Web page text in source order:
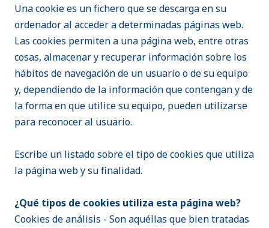
Una cookie es un fichero que se descarga en su
ordenador al acceder a determinadas páginas web.
Las cookies permiten a una página web, entre otras
cosas, almacenar y recuperar información sobre los
hábitos de navegación de un usuario o de su equipo
y, dependiendo de la información que contengan y de
la forma en que utilice su equipo, pueden utilizarse
para reconocer al usuario.
Escribe un listado sobre el tipo de cookies que utiliza
la página web y su finalidad.
¿Qué tipos de cookies utiliza esta página web?
Cookies de análisis - Son aquéllas que bien tratadas